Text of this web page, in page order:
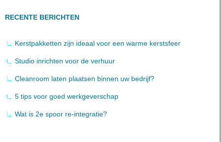
RECENTE BERICHTEN
Kerstpakketten zijn ideaal voor een warme kerstsfeer
Studio inrichten voor de verhuur
Cleanroom laten plaatsen binnen uw bedrijf?
5 tips voor goed werkgeverschap
Wat is 2e spoor re-integratie?